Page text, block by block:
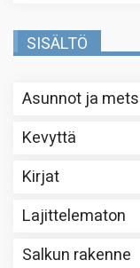
SISÄLTÖ
Asunnot ja
Kevyttä
Kirjat
Lajittelematon
Salkun rakenne